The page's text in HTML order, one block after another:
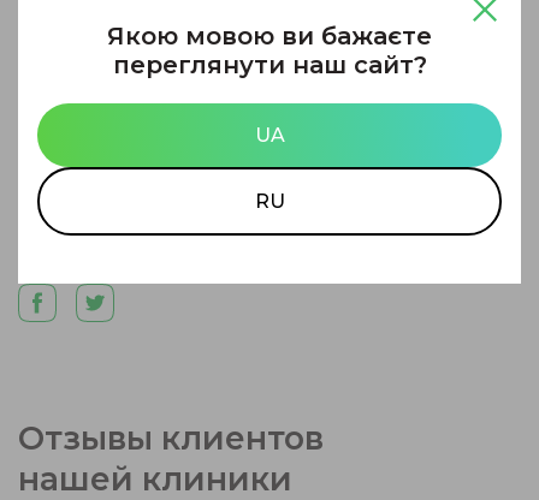
перечисляет исследованные органы и дает им
эхографическую характеристику. Вторая часть
протокола – заключение и рекомендации.
Будьте здоровы!!!
Автор статьи:Синенькая
Екатерина Анатольевна
Отзывы клиентов
нашей клиники
Якою мовою ви бажаєте
переглянути наш сайт?
UA
RU